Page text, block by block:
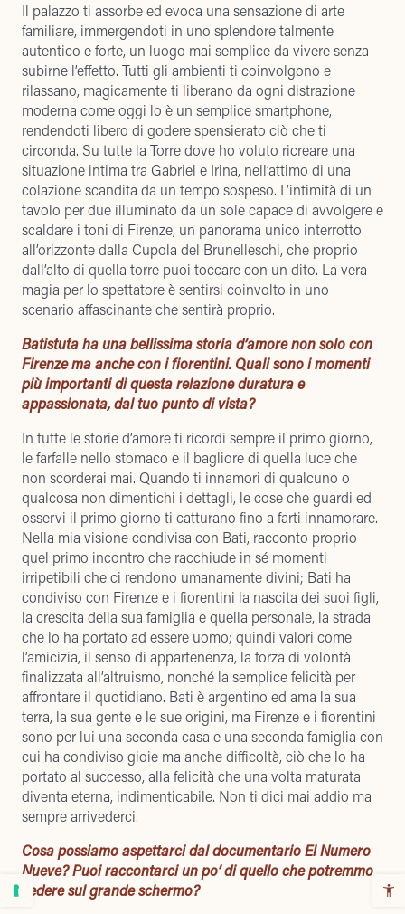
Il palazzo ti assorbe ed evoca una sensazione di arte
familiare, immergendoti in uno splendore talmente
autentico e forte, un luogo mai semplice da vivere senza
subirne l’effetto. Tutti gli ambienti ti coinvolgono e
rilassano, magicamente ti liberano da ogni distrazione
moderna come oggi lo è un semplice smartphone,
rendendoti libero di godere spensierato ciò che ti
circonda. Su tutte la Torre dove ho voluto ricreare una
situazione intima tra Gabriel e Irina, nell’attimo di una
colazione scandita da un tempo sospeso. L’intimità di un
tavolo per due illuminato da un sole capace di avvolgere e
scaldare i toni di Firenze, un panorama unico interrotto
all’orizzonte dalla Cupola del Brunelleschi, che proprio
dall’alto di quella torre puoi toccare con un dito. La vera
magia per lo spettatore è sentirsi coinvolto in uno
scenario affascinante che sentirà proprio.
Batistuta ha una bellissima storia d’amore non solo con
Firenze ma anche con i fiorentini. Quali sono i momenti
più importanti di questa relazione duratura e
appassionata, dal tuo punto di vista?
In tutte le storie d’amore ti ricordi sempre il primo giorno,
le farfalle nello stomaco e il bagliore di quella luce che
non scorderai mai. Quando ti innamori di qualcuno o
qualcosa non dimentichi i dettagli, le cose che guardi ed
osservi il primo giorno ti catturano fino a farti innamorare.
Nella mia visione condivisa con Bati, racconto proprio
quel primo incontro che racchiude in sé momenti
irripetibili che ci rendono umanamente divini; Bati ha
condiviso con Firenze e i fiorentini la nascita dei suoi figli,
la crescita della sua famiglia e quella personale, la strada
che lo ha portato ad essere uomo; quindi valori come
l’amicizia, il senso di appartenenza, la forza di volontà
finalizzata all’altruismo, nonché la semplice felicità per
affrontare il quotidiano. Bati è argentino ed ama la sua
terra, la sua gente e le sue origini, ma Firenze e i fiorentini
sono per lui una seconda casa e una seconda famiglia con
cui ha condiviso gioie ma anche difficoltà, ciò che lo ha
portato al successo, alla felicità che una volta maturata
diventa eterna, indimenticabile. Non ti dici mai addio ma
sempre arrivederci.
Cosa possiamo aspettarci dal documentario El Numero
Nueve? Puoi raccontarci un po’ di quello che potremmo
vedere sul grande schermo?